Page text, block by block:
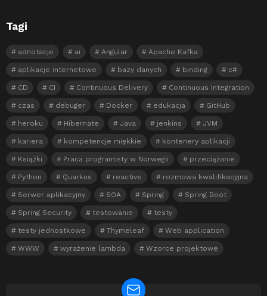
Tagi
adnotacje ai Angular Apache Kafka
aplikacje internetowe bazy danych binding c#
CD CI Continuous Delivery Continuous Integration
czas debuger Docker edukacja GitHub
heroku Hibernate Java jenkins JVM
kariera kompetencje miękkie kontenery aplikacji
Książki Praca programisty w Norwegii przeciążanie
Python Quarkus reactive rozmowa kwalifikacyjna
Serwer aplikacyjny SOA Spring Spring Boot
Spring Security testowanie testy
testy jednostkowe Thymeleaf Web application
WWW wyrażenie lambda Wzorce projektowe